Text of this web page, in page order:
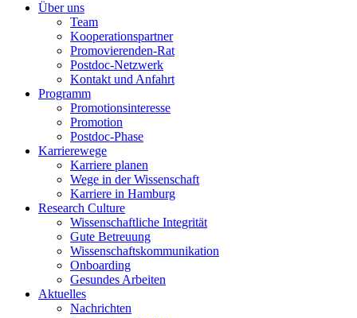
Über uns
Team
Kooperationspartner
Promovierenden-Rat
Postdoc-Netzwerk
Kontakt und Anfahrt
Programm
Promotionsinteresse
Promotion
Postdoc-Phase
Karrierewege
Karriere planen
Wege in der Wissenschaft
Karriere in Hamburg
Research Culture
Wissenschaftliche Integrität
Gute Betreuung
Wissenschaftskommunikation
Onboarding
Gesundes Arbeiten
Aktuelles
Nachrichten